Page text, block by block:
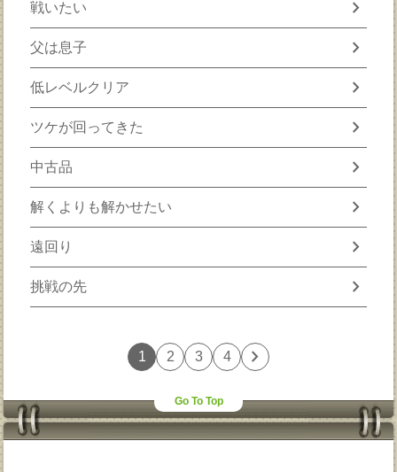
戦いたい chevron_right
父は息子 chevron_right
低レベルクリア chevron_right
ツケが回ってきた chevron_right
中古品 chevron_right
解くよりも解かせたい chevron_right
遠回り chevron_right
挑戦の先 chevron_right
1 2 3 4 chevron_right
Go To Top